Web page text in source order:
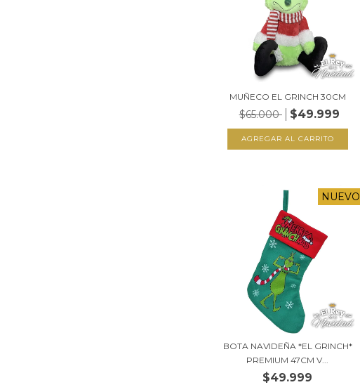
MUÑECO EL GRINCH 30CM
$65.000 $49.999
NUEVO
BOTA NAVIDEÑA *EL GRINCH*
PREMIUM 47CM V...
$49.999